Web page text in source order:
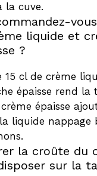
la cuve.
liquide et
?
15 cl de crème
épaisse rend la
épaisse
liquide nappage
la croûte du
sur la